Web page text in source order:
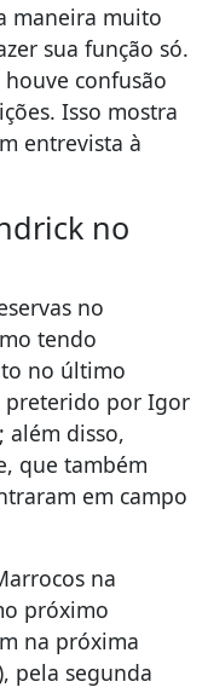
maneira muito
sua função só.
confusão
Isso mostra
entrevista à
no
no
tendo
no último
preterido por Igor
além disso,
que também
em campo
na
próximo
na próxima
pela segunda